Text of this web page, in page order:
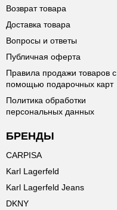
Возврат товара
Доставка товара
Вопросы и ответы
Публичная оферта
Правила продажи товаров с
помощью подарочных карт
Политика обработки
персональных данных
БРЕНДЫ
CARPISA
Karl Lagerfeld
Karl Lagerfeld Jeans
DKNY